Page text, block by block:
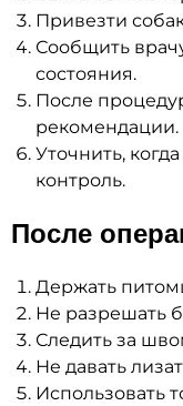
Привезти
Сообщить
состояния.
После
рекомендации.
Уточнить,
контроль.
После
Держать
Не разрешать
Следить за
Не давать
Использовать